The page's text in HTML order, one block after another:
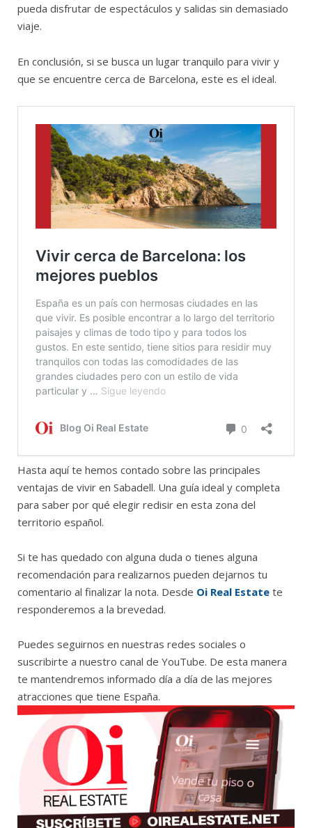
pueda disfrutar de espectáculos y salidas sin demasiado
viaje.
En conclusión, si se busca un lugar tranquilo para vivir y
que se encuentre cerca de Barcelona, este es el ideal.
Hasta aquí te hemos contado sobre las principales
ventajas de vivir en Sabadell. Una guía ideal y completa
para saber por qué elegir redisir en esta zona del
territorio español.
Si te has quedado con alguna duda o tienes alguna
recomendación para realizarnos pueden dejarnos tu
comentario al finalizar la nota. Desde Oi Real Estate te
responderemos a la brevedad.
Puedes seguirnos en nuestras redes sociales o
suscribirte a nuestro canal de YouTube. De esta manera
te mantendremos informado día a día de las mejores
atracciones que tiene España.